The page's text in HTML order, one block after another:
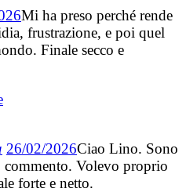
Mi ha preso perché rende
frustrazione, e poi quel
Finale secco e
26/02/2026Ciao Lino. Sono
commento. Volevo proprio
forte e netto.